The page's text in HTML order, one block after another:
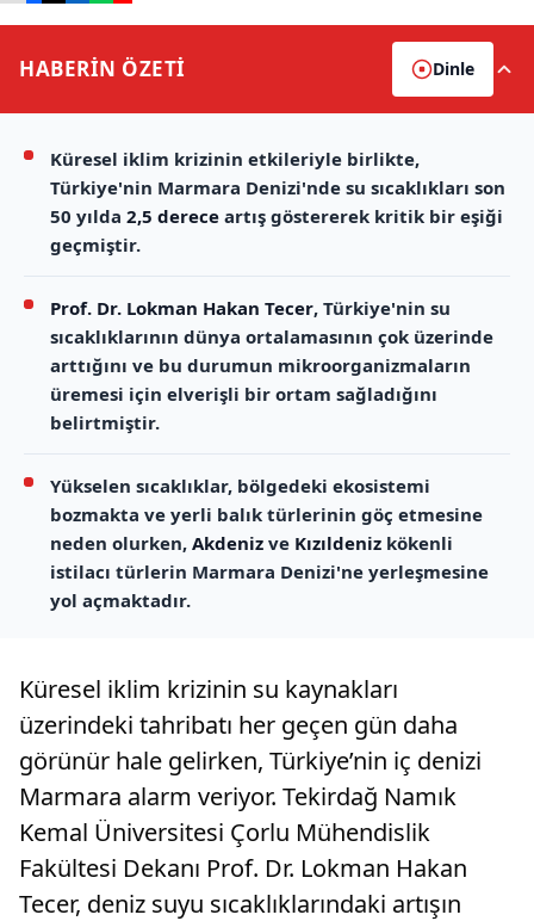
HABERİN ÖZETİ Dinle
Küresel iklim krizinin etkileriyle birlikte,
Türkiye'nin Marmara Denizi'nde su sıcaklıkları son
50 yılda 2,5 derece artış göstererek kritik bir eşiği
geçmiştir.
Prof. Dr. Lokman Hakan Tecer, Türkiye'nin su
sıcaklıklarının dünya ortalamasının çok üzerinde
arttığını ve bu durumun mikroorganizmaların
üremesi için elverişli bir ortam sağladığını
belirtmiştir.
Yükselen sıcaklıklar, bölgedeki ekosistemi
bozmakta ve yerli balık türlerinin göç etmesine
neden olurken, Akdeniz ve Kızıldeniz kökenli
istilacı türlerin Marmara Denizi'ne yerleşmesine
yol açmaktadır.
Küresel iklim krizinin su kaynakları
üzerindeki tahribatı her geçen gün daha
görünür hale gelirken, Türkiye’nin iç denizi
Marmara alarm veriyor. Tekirdağ Namık
Kemal Üniversitesi Çorlu Mühendislik
Fakültesi Dekanı Prof. Dr. Lokman Hakan
Tecer, deniz suyu sıcaklıklarındaki artışın